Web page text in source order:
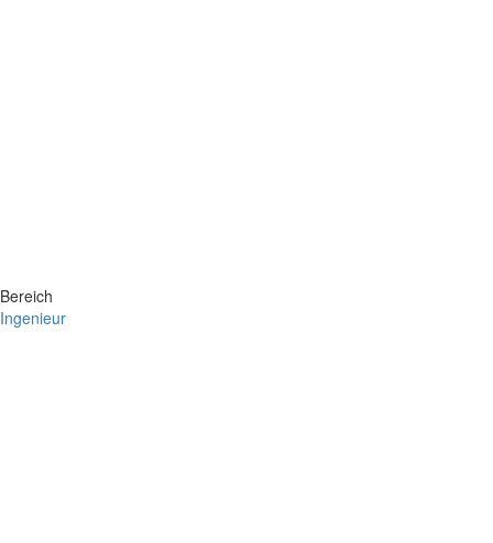
Bereich
Ingenieur